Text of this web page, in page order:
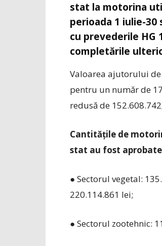
stat la motorina
perioada 1 iulie-
cu prevederile HG
completările
Valoarea ajutorului
pentru un număr de
redusă de
Cantitățile de
stat au fost aprobate
● Sectorul vegetal:
220.114.861 lei;
● Sectorul zootehnic: